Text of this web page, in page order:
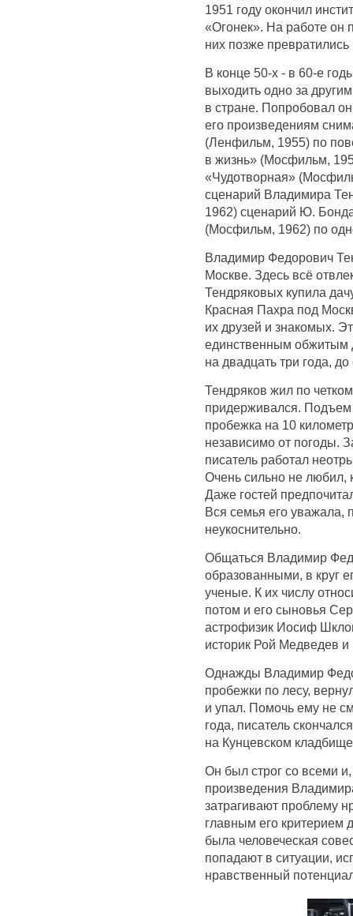
1951 году окончил
«Огонек». На работе он
них позже
В конце 50-х - в 60-е
выходить одно за
в стране. Попробовал
его произведениям
(Ленфильм, 1955) по
в жизнь» (Мосфильм,
«Чудотворная»
сценарий Владимира
1962) сценарий Ю.
(Мосфильм, 1962) по
Владимир Федорович
Москве. Здесь всё
Тендряковых купила
Красная Пахра под
их друзей и знакомых.
единственным
на двадцать три года,
Тендряков жил по
придерживался. Подъем
пробежка на 10
независимо от погоды.
писатель работал
Очень сильно не любил,
Даже гостей
Вся семья его уважала,
неукоснительно.
Общаться Владимир
образованными, в круг
ученые. К их числу
потом и его сыновья
астрофизик Иосиф
историк Рой Медведев и
Однажды Владимир
пробежки по лесу,
и упал. Помочь ему не
года, писатель
на Кунцевском
Он был строг со всеми
произведения
затрагивают проблему
главным его критерием
была человеческая
попадают в ситуации,
нравственный